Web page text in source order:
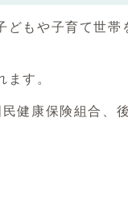
どもや子育て世
ます。
健康保険組合、